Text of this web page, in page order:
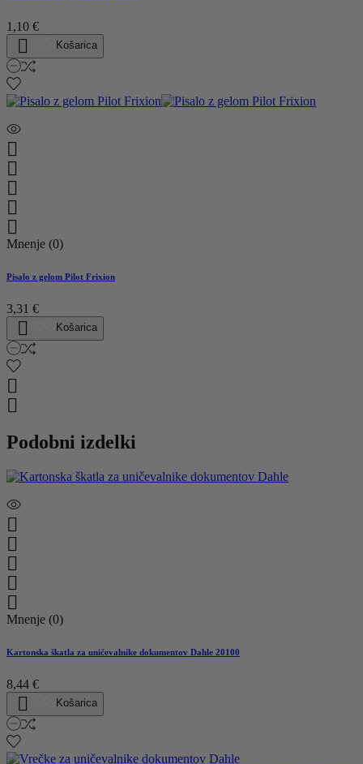
1,10 €
 Košarica





Mnenje (0)
Pisalo z gelom Pilot Frixion
3,31 €
 Košarica


Podobni izdelki





Mnenje (0)
Kartonska škatla za uničevalnike dokumentov Dahle 20100
8,44 €
 Košarica